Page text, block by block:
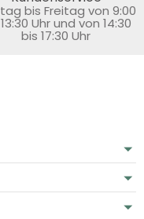
bis Freitag von 9:00
Uhr und von 14:30
bis 17:30 Uhr